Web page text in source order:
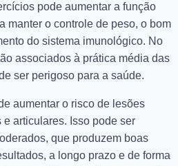
pode aumentar a função
manter o controle de peso, o bom
do sistema imunológico. No
associados à prática média das
ser perigoso para a saúde.
aumentar o risco de lesões
articulares. Isso pode ser
que produzem boas
a longo prazo e de forma